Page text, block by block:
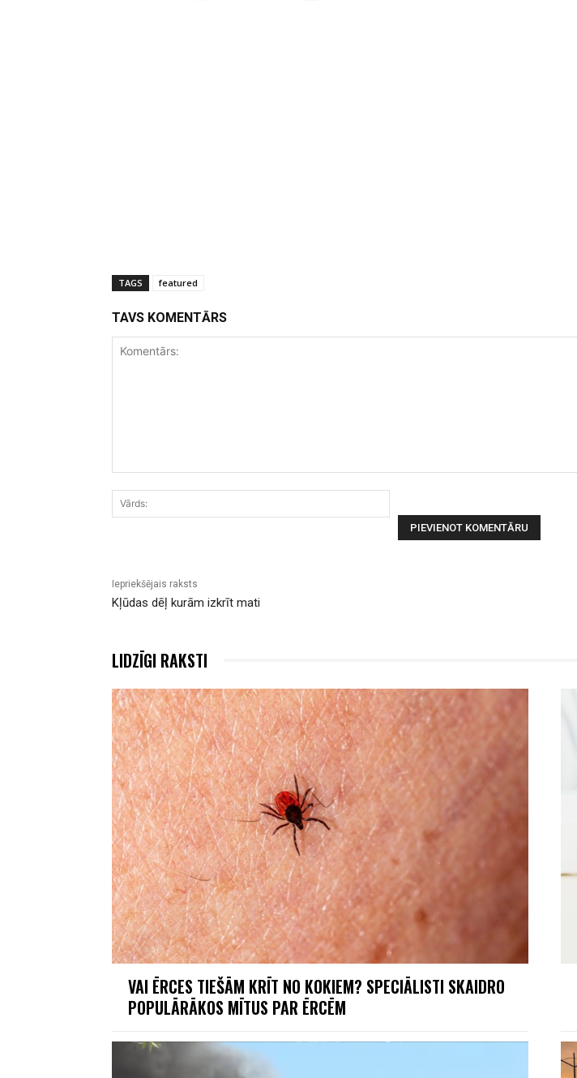
TAGS featured
TAVS KOMENTĀRS
Iepriekšējais raksts
Kļūdas dēļ kurām izkrīt mati
LIDZĪGI RAKSTI
VAI ĒRCES TIEŠĀM KRĪT NO KOKIEM? SPECIĀLISTI SKAIDRO
POPULĀRĀKOS MĪTUS PAR ĒRCĒM